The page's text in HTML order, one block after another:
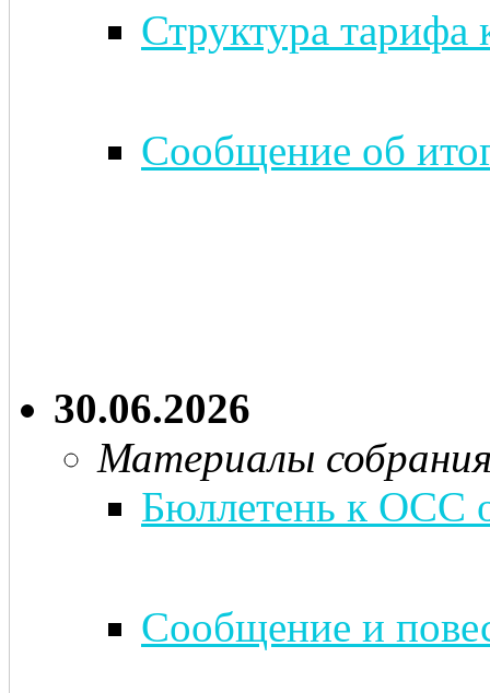
Структура
Сообщение об
30.06.2026
Материалы
Бюллетень к ОСС
Сообщение и